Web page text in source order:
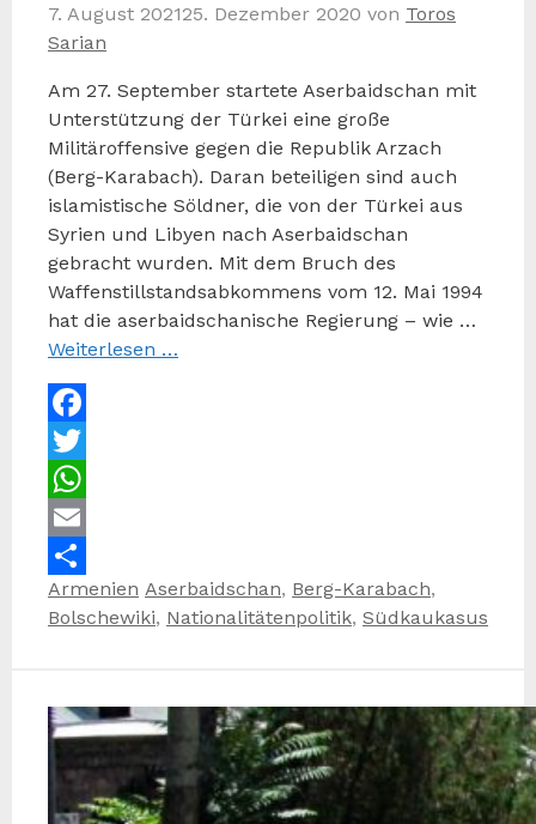
7. August 202125. Dezember 2020 von Toros
Sarian
Am 27. September startete Aserbaidschan mit
Unterstützung der Türkei eine große
Militäroffensive gegen die Republik Arzach
(Berg-Karabach). Daran beteiligen sind auch
islamistische Söldner, die von der Türkei aus
Syrien und Libyen nach Aserbaidschan
gebracht wurden. Mit dem Bruch des
Waffenstillstandsabkommens vom 12. Mai 1994
hat die aserbaidschanische Regierung – wie …
Weiterlesen …
Facebook
Twitter
WhatsApp
Email
Teilen
Kategorien
Armenien Schlagwörter
Aserbaidschan, Berg-Karabach,
Bolschewiki, Nationalitätenpolitik, Südkaukasus